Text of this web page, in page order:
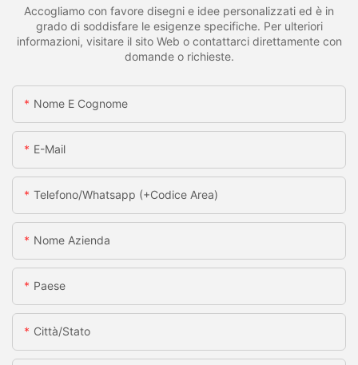
Accogliamo con favore disegni e idee personalizzati ed è in
grado di soddisfare le esigenze specifiche. Per ulteriori
informazioni, visitare il sito Web o contattarci direttamente con
domande o richieste.
Nome E Cognome
E-Mail
Telefono/whatsapp (+codice Area)
Nome Azienda
Paese
Città/stato